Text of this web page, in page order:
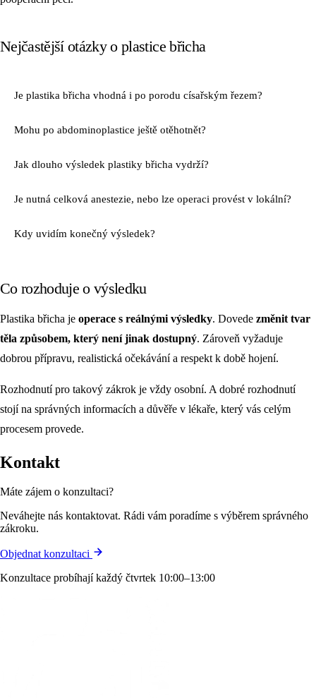
Nejčastější otázky o plastice břicha
Je plastika břicha vhodná i po porodu císařským řezem?
Mohu po abdominoplastice ještě otěhotnět?
Jak dlouho výsledek plastiky břicha vydrží?
Je nutná celková anestezie, nebo lze operaci provést v lokální?
Kdy uvidím konečný výsledek?
Co rozhoduje o výsledku
Plastika břicha je operace s reálnými výsledky. Dovede změnit tvar
těla způsobem, který není jinak dostupný. Zároveň vyžaduje
dobrou přípravu, realistická očekávání a respekt k době hojení.
Rozhodnutí pro takový zákrok je vždy osobní. A dobré rozhodnutí
stojí na správných informacích a důvěře v lékaře, který vás celým
procesem provede.
Kontakt
Máte zájem o konzultaci?
Neváhejte nás kontaktovat. Rádi vám poradíme s výběrem správného
zákroku.
Objednat konzultaci
Konzultace probíhají každý čtvrtek 10:00–13:00